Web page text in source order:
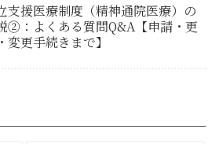
支援医療制度（精神通院医療）の
②：よくある質問Q&A【申請・更
変更手続きまで】